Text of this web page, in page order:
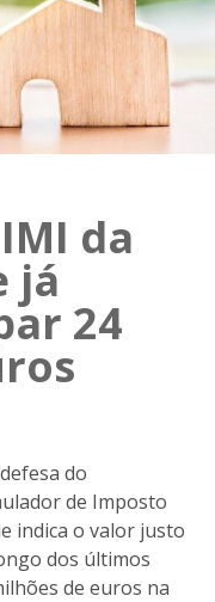
da
já
24
do
de Imposto
indica o valor justo
dos últimos
de euros na